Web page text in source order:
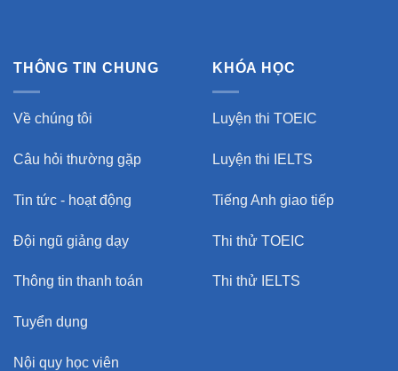
THÔNG TIN CHUNG
Về chúng tôi
Câu hỏi thường gặp
Tin tức - hoạt động
Đội ngũ giảng dạy
Thông tin thanh toán
Tuyển dụng
Nội quy học viên
KHÓA HỌC
Luyện thi TOEIC
Luyện thi IELTS
Tiếng Anh giao tiếp
Thi thử TOEIC
Thi thử IELTS